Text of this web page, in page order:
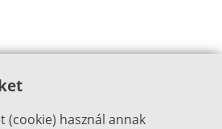
(cookie) használ annak